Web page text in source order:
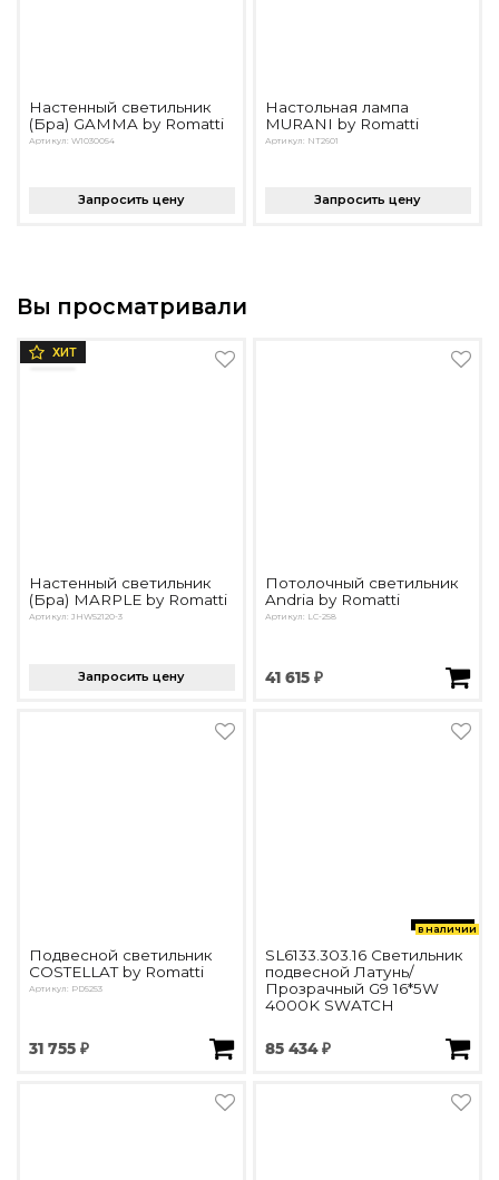
Настенный светильник
(Бра) GAMMA by Romatti
Артикул: W1030054
Запросить цену
Настольная лампа
MURANI by Romatti
Артикул: NT2601
Запросить цену
Вы просматривали
ХИТ
Настенный светильник
(Бра) MARPLE by Romatti
Артикул: JHW52120-3
Запросить цену
Потолочный светильник
Andria by Romatti
Артикул: LС-258
41 615 ₽
Подвесной светильник
COSTELLAT by Romatti
Артикул: PD5253
31 755 ₽
в наличии
SL6133.303.16 Светильник
подвесной Латунь/
Прозрачный G9 16*5W
4000K SWATCH
85 434 ₽